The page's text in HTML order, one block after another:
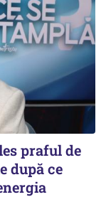
praful de
după ce